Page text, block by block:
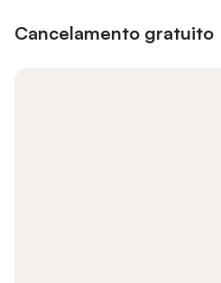
Cancelamento gratuito